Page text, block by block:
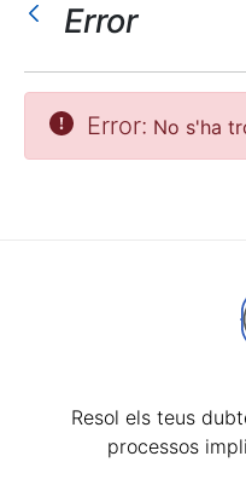
Mostra/Amaga
Mostra/Amaga
Error
Error: No s'ha
Resol els teus
processos